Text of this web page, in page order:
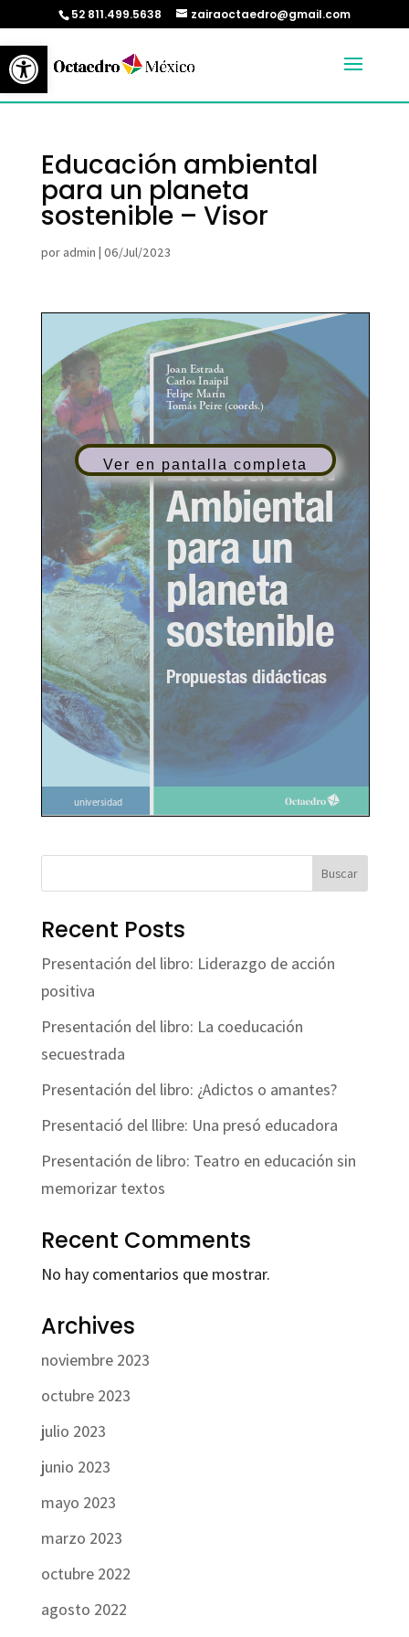
Abrir barra de herramientas
52 811.499.5638 zairaoctaedro@gmail.com
Educación ambiental
para un planeta
sostenible – Visor
por admin | 06/Jul/2023
Ver en pantalla completa
Buscar
Recent Posts
Presentación del libro: Liderazgo de acción
positiva
Presentación del libro: La coeducación
secuestrada
Presentación del libro: ¿Adictos o amantes?
Presentació del llibre: Una presó educadora
Presentación de libro: Teatro en educación sin
memorizar textos
Recent Comments
No hay comentarios que mostrar.
Archives
noviembre 2023
octubre 2023
julio 2023
junio 2023
mayo 2023
marzo 2023
octubre 2022
agosto 2022